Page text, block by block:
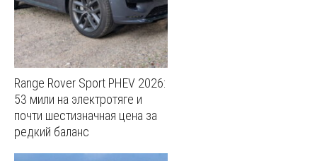
Range Rover Sport PHEV 2026:
53 мили на электротяге и
почти шестизначная цена за
редкий баланс